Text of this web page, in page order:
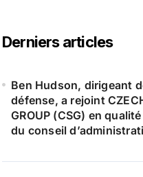
r
c
e
Derniers articles
Ben Hudson, dirigeant
défense, a rejoint
GROUP (CSG) en
du conseil